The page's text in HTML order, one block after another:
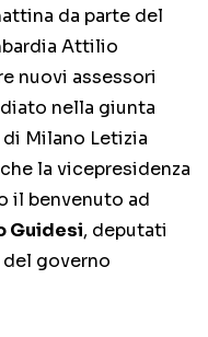
da parte del
Attilio
nuovi assessori
nella giunta
Milano Letizia
la vicepresidenza
il benvenuto ad
Guidesi, deputati
governo